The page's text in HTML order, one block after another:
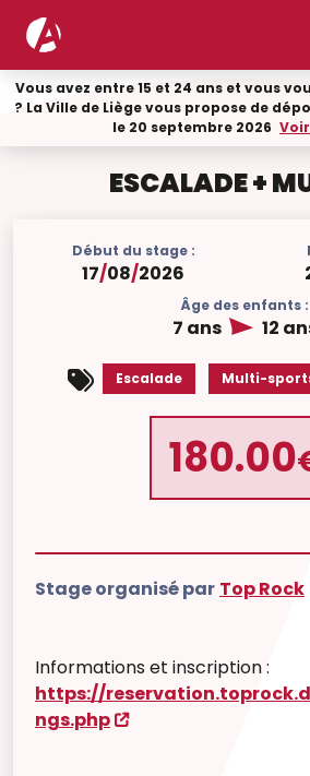
Vous avez entre 15 et 24 ans et vous
? La Ville de Liège vous propose de
le 20 septembre 2026
ESCALADE +
Début du stage :
17/08/2026
Âge des enfants :
7 ans 12
Escalade Multi-
180.00
Stage organisé par Top Rock
Informations et inscription :
https://
ngs.php